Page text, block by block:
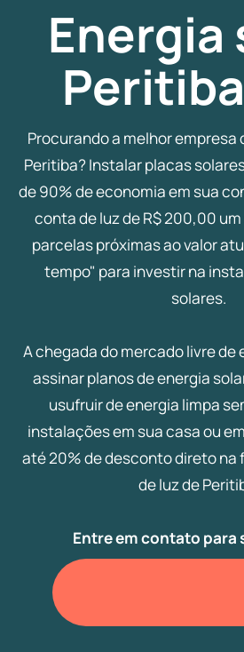
Energia
Procurando a melhor empresa
Peritiba? Instalar placas
de 90% de economia em sua
conta de luz de R$ 200,00
parcelas próximas ao valor
tempo" para investir na
solares.
A chegada do mercado livre
assinar planos de energia
usufruir de energia limpa
instalações em sua casa ou
até 20% de desconto direto na
de luz de
Entre em contato para